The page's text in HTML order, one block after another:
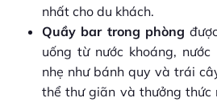
nhất cho du khách.
Quầy bar trong phòng
uống từ nước khoáng,
nhẹ như bánh quy và trái
thể thư giãn và thưởng